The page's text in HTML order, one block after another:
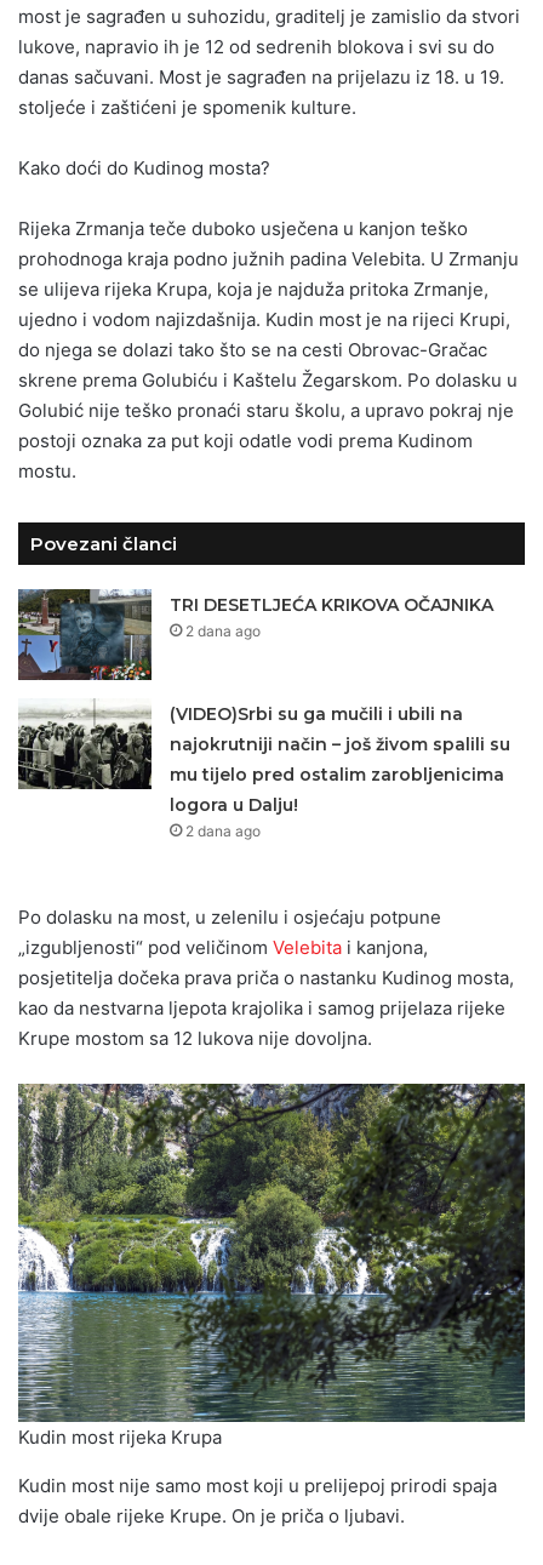
most je sagrađen u suhozidu, graditelj je zamislio da stvori
lukove, napravio ih je 12 od sedrenih blokova i svi su do
danas sačuvani. Most je sagrađen na prijelazu iz 18. u 19.
stoljeće i zaštićeni je spomenik kulture.
Kako doći do Kudinog mosta?
Rijeka Zrmanja teče duboko usječena u kanjon teško
prohodnoga kraja podno južnih padina Velebita. U Zrmanju
se ulijeva rijeka Krupa, koja je najduža pritoka Zrmanje,
ujedno i vodom najizdašnija. Kudin most je na rijeci Krupi,
do njega se dolazi tako što se na cesti Obrovac-Gračac
skrene prema Golubiću i Kaštelu Žegarskom. Po dolasku u
Golubić nije teško pronaći staru školu, a upravo pokraj nje
postoji oznaka za put koji odatle vodi prema Kudinom
mostu.
Povezani članci
TRI DESETLJEĆA KRIKOVA OČAJNIKA
2 dana ago
(VIDEO)Srbi su ga mučili i ubili na
najokrutniji način – još živom spalili su
mu tijelo pred ostalim zarobljenicima
logora u Dalju!
2 dana ago
Po dolasku na most, u zelenilu i osjećaju potpune
„izgubljenosti“ pod veličinom Velebita i kanjona,
posjetitelja dočeka prava priča o nastanku Kudinog mosta,
kao da nestvarna ljepota krajolika i samog prijelaza rijeke
Krupe mostom sa 12 lukova nije dovoljna.
Kudin most rijeka Krupa
Kudin most nije samo most koji u prelijepoj prirodi spaja
dvije obale rijeke Krupe. On je priča o ljubavi.